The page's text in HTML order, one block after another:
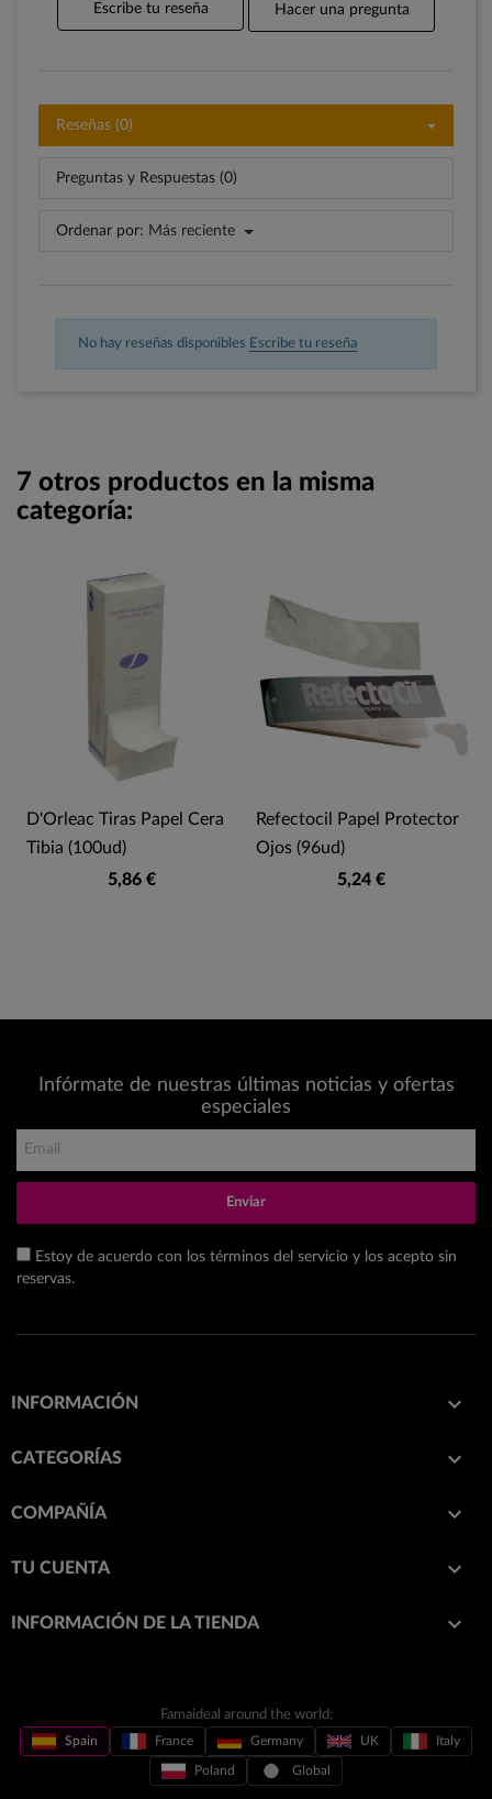
Escribe tu reseña Hacer una pregunta
Reseñas (0)
Preguntas y Respuestas (0)
Ordenar por: Más reciente
No hay reseñas disponibles Escribe tu reseña
7 otros productos en la misma
categoría:
D'Orleac Tiras Papel Cera
Tibia (100ud)
5,86 €
Refectocil Papel Protector
Ojos (96ud)
5,24 €
Infórmate de nuestras últimas noticias y ofertas
especiales
Enviar
Estoy de acuerdo con los términos del servicio y los acepto sin
reservas.
INFORMACIÓN 
CATEGORÍAS 
COMPAÑÍA 
TU CUENTA 
INFORMACIÓN DE LA TIENDA keyboard_arrow_down
Famaideal around the world:
Spain France Germany UK Italy
Poland Global